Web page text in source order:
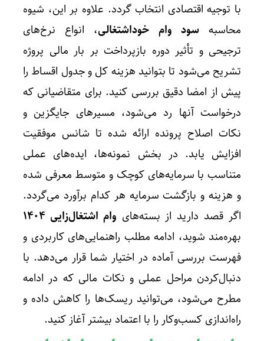
با توجیه اقتصادی انتخاب گردد. علاوه بر این، شیوه
محاسبهسود وام خوداشتغالی، انواع نرخ‌های
ترجیحی و تأثیر دوره بازپرداخت بر بار مالی پروژه
تشریح می‌شود تا بتوانید هزینه کل و جدول اقساط را
پیش از امضا دقیق بررسی کنید. برای متقاضیانی که
درخواست آنها رد می‌شود، مسیرهای جایگزین و
نکات اصلاح پرونده ارائه شده تا شانس موفقیت
افزایش یابد. در بخش نمونه‌ها، ایده‌های عملی
متناسب با سرمایه‌های کوچک و متوسط معرفی شده
و هزینه و بازگشت سرمایه هر کدام برآورد می‌گردد.
اگر قصد دارید از بسته‌های وام اشتغال‌زایی ۱۴۰۴
بهره‌مند شوید، ادامه مطلب راهنمایی‌های کاربردی و
فهرست بررسی آماده در اختیار شما قرار می‌دهد. با
دنبال‌کردن مراحل عملی و نکات مالی که در ادامه
مطرح می‌شود، می‌توانید ریسک‌ها را کاهش داده و
راه‌اندازی کسب‌وکار را با اعتماد بیشتر آغاز کنید.